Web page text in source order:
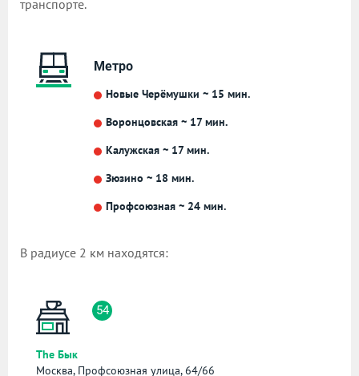
транспорте.
Метро
Новые Черёмушки ~ 15 мин.
Воронцовская ~ 17 мин.
Калужская ~ 17 мин.
Зюзино ~ 18 мин.
Профсоюзная ~ 24 мин.
В радиусе 2 км находятся:
54
The Бык
Москва, Профсоюзная улица, 64/66